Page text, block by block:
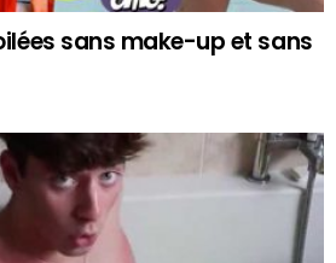
sans make-up et sans